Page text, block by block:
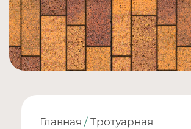
Главная / Тротуарная